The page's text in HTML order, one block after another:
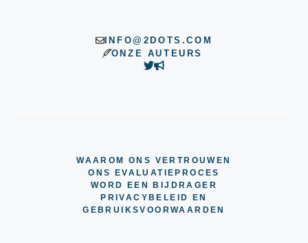
INFO@2DOTS.COM
ONZE AUTEURS
WAAROM ONS VERTROUWEN
ONS EVALUATIEPROCES
WORD EEN BIJDRAGER
PRIVACYBELEID EN
GEBRUIKSVOORWAARDEN